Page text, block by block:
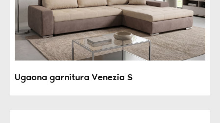
Ugaona garnitura Venezia S